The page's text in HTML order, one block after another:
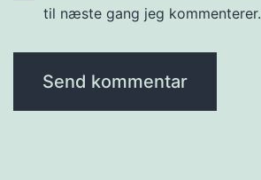
til næste gang jeg kommenterer.